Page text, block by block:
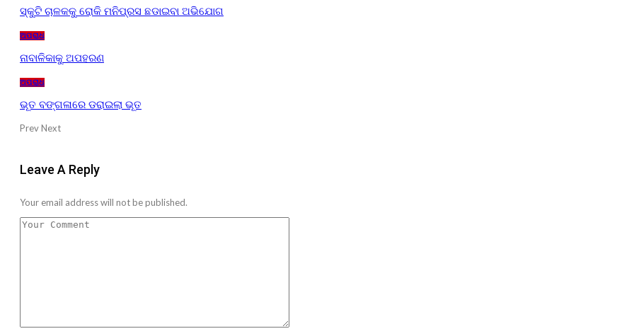
ସ୍କୁଟି ଚାଳକକୁ ରୋକି ମନିପ୍ରସ ଛଡାଇବା ଅଭିଯୋଗ
ଅପରାଧ
ନାବାଳିକାକୁ ଅପହରଣ
ଅପରାଧ
ଭୂତ ବଙ୍ଗଳାରେ ଡରାଇଲା ଭୂତ
PrevNext
Leave A Reply
Your email address will not be published.